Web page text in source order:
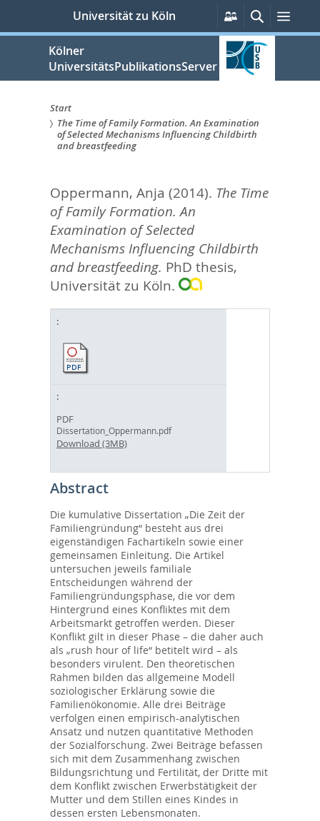
springen
Universität zu Köln
Persönliche
Services
SucheMenü
Kölner
UniversitätsPublikationsServer
Sie
hier:
Start
The Time of Family Formation. An Examination
of Selected Mechanisms Influencing Childbirth
and breastfeeding
Oppermann, Anja (2014). The Time
of Family Formation. An
Examination of Selected
Mechanisms Influencing Childbirth
and breastfeeding. PhD thesis,
Universität zu Köln.
PDF
Dissertation_Oppermann.pdf
Download (3MB)
Abstract
Die kumulative Dissertation „Die Zeit der
Familiengründung“ besteht aus drei
eigenständigen Fachartikeln sowie einer
gemeinsamen Einleitung. Die Artikel
untersuchen jeweils familiale
Entscheidungen während der
Familiengründungsphase, die vor dem
Hintergrund eines Konfliktes mit dem
Arbeitsmarkt getroffen werden. Dieser
Konflikt gilt in dieser Phase – die daher auch
als „rush hour of life“ betitelt wird – als
besonders virulent. Den theoretischen
Rahmen bilden das allgemeine Modell
soziologischer Erklärung sowie die
Familienökonomie. Alle drei Beiträge
verfolgen einen empirisch-analytischen
Ansatz und nutzen quantitative Methoden
der Sozialforschung. Zwei Beiträge befassen
sich mit dem Zusammenhang zwischen
Bildungsrichtung und Fertilität, der Dritte mit
dem Konflikt zwischen Erwerbstätigkeit der
Mutter und dem Stillen eines Kindes in
dessen ersten Lebensmonaten.